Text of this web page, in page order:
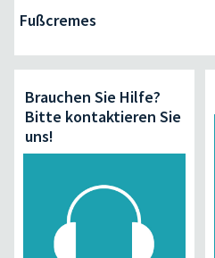
Fußcremes
Brauchen Sie Hilfe?
Bitte kontaktieren Sie
uns!